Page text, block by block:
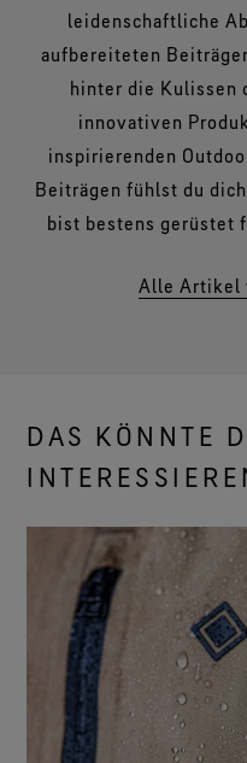
leidenschaftliche
aufbereiteten
hinter die Kulissen
innovativen
inspirierenden
Beiträgen fühlst du
bist bestens gerüstet
Alle Artikel
DAS KÖNNTE